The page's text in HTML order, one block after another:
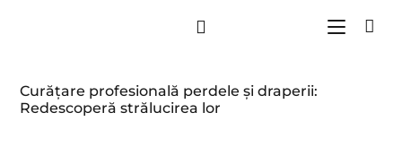
Curățare profesională perdele și draperii:
Redescoperă strălucirea lor